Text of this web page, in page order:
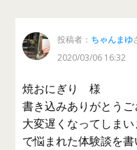
投稿者： ちゃんまゆ
2020/03/06 16:32
焼おにぎり 様
書き込みありがとうご
大変遅くなってしま
で悩まれた体験談を